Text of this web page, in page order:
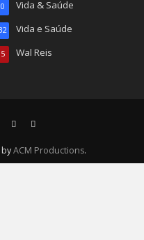
Vida & Saúde
Vida e Saúde
Wal Reis
ACM Productions.